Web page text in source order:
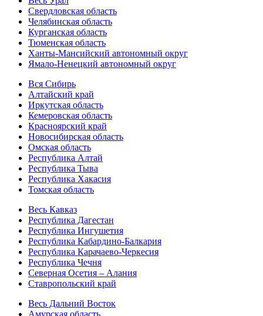
Свердловская область
Челябинская область
Курганская область
Тюменская область
Ханты-Мансийский автономный округ
Ямало-Ненецкий автономный округ
Вся Сибирь
Алтайский край
Иркутская область
Кемеровская область
Красноярский край
Новосибирская область
Омская область
Республика Алтай
Республика Тыва
Республика Хакасия
Томская область
Весь Кавказ
Республика Дагестан
Республика Ингушетия
Республика Кабардино-Балкария
Республика Карачаево-Черкесия
Республика Чечня
Северная Осетия – Алания
Ставропольский край
Весь Дальний Восток
Амурская область